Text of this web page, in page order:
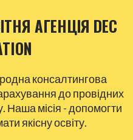
АГЕНЦІЯ DEC
консалтингова
до провідних
Наша місія - допомогти
якісну освіту.